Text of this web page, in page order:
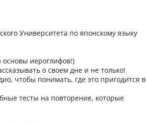
Университета по японскому языку
основы иероглифов!)
о своем дне и не только!
чтобы понимать, где это пригодится в
тесты на повторение, которые